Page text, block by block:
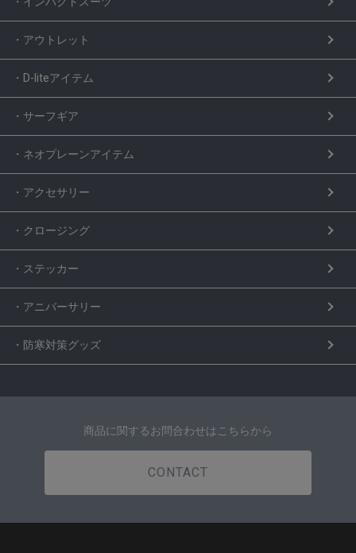
・アウトレット
・D-liteアイテム
・サーフギア
・ネオプレーンアイテム
・アクセサリー
・クロージング
・ステッカー
・アニバーサリー
・防寒対策グッズ
商品に関するお問合わせはこちらから
CONTACT